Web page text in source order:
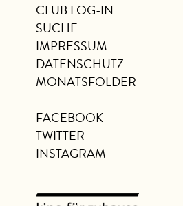
CLUB LOG-IN
SUCHE
IMPRESSUM
DATENSCHUTZ
MONATSFOLDER
FACEBOOK
TWITTER
INSTAGRAM